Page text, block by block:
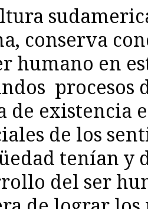
conserva
humano en
procesos
de existencia
de los
tenían y
del ser